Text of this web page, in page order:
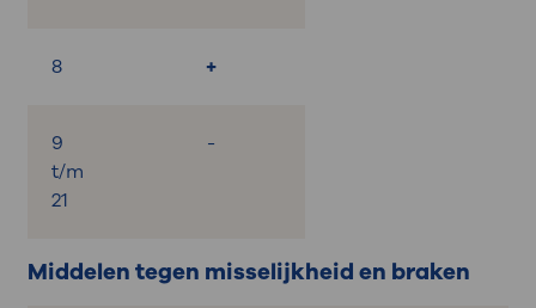
8 +
9
t/m
21
-
Middelen tegen misselijkheid en braken